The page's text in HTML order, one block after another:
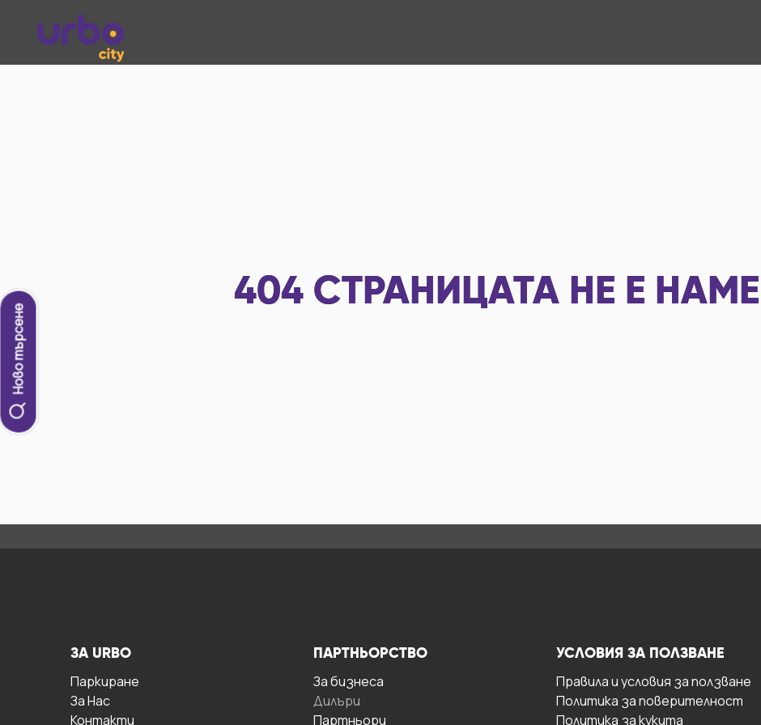
Ново търсене
404 СТРАНИЦАТА НЕ Е
ЗА URBO
Паркиране
За Hас
Контакти
ПАРТНЬОРСТВО
За бизнесa
Дилъри
Партньори
УСЛОВИЯ ЗА ПОЛЗВАНЕ
Правила и условия за ползване
Политика за поверителност
Политика за кукита